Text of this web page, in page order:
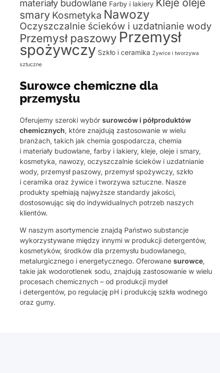
materiały budowlane Farby i lakiery
smary Kosmetyka Nawozy
Oczyszczalnie ścieków i uzdatnianie wody
Przemysł paszowy Przemysł
spożywczy Szkło i ceramika Żywice i tworzywa
sztuczne
Surowce chemiczne dla
przemysłu
Oferujemy szeroki wybór surowców i półproduktów
chemicznych, które znajdują zastosowanie w wielu
branżach, takich jak chemia gospodarcza, chemia
i materiały budowlane, farby i lakiery, kleje, oleje i smary,
kosmetyka, nawozy, oczyszczalnie ścieków i uzdatnianie
wody, przemysł paszowy, przemysł spożywczy, szkło
i ceramika oraz żywice i tworzywa sztuczne. Nasze
produkty spełniają najwyższe standardy jakości,
dostosowując się do indywidualnych potrzeb naszych
klientów.
W naszym asortymencie znajdą Państwo substancje
wykorzystywane między innymi w produkcji detergentów,
kosmetyków, środków dla przemysłu budowlanego,
metalurgicznego i energetycznego. Oferowane surowce,
takie jak wodorotlenek sodu, znajdują zastosowanie w wielu
procesach chemicznych – od produkcji mydeł
i detergentów, po regulację pH i produkcję szkła wodnego
oraz gumy.